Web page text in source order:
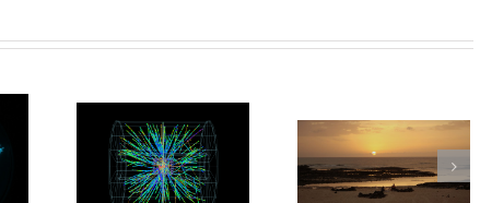
forma
La isla de arena
Outra catedral a